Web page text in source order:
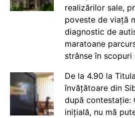
realizărilor sale,
poveste de viață
diagnostic de
maratoane
strânse în
De la 4.90 la
învățătoare din
după contestație:
inițială, nu mă